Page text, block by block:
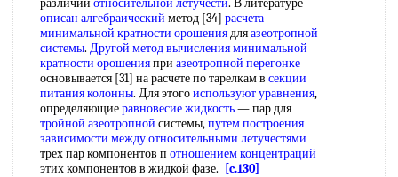
различий относительной летучести. В литературе
описан алгебраический метод [34] расчета
минимальной кратности орошениядляазеотропной
системы. Другой методвычисления минимальной
кратности орошенияпри азеотропной перегонке
основывается [31] на расчете по тарелкам в секции
питания колонны. Для этогоиспользуют уравнения,
определяющиеравновесие жидкость— пар для
тройной азеотропной системы,путем построения
зависимости междуотносительными летучестями
трех пар компонентов п отношением концентраций
этих компонентов в жидкой фазе.
[c.130]